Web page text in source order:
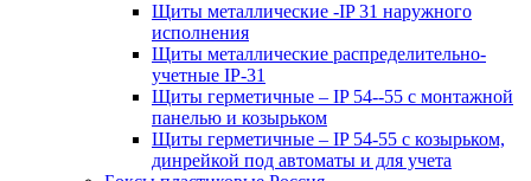
Щиты металлические -IP 31 наружного
исполнения
Щиты металлические распределительно-
учетные IP-31
Щиты герметичные – IP 54--55 с монтажной
панелью и козырьком
Щиты герметичные – IP 54-55 с козырьком,
динрейкой под автоматы и для учета